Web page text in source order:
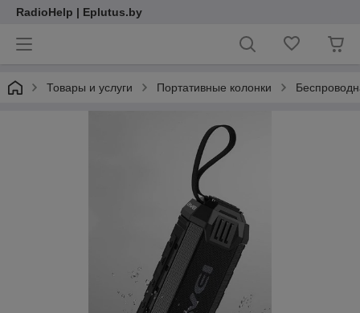
RadioHelp | Eplutus.by
Товары и услуги Портативные колонки